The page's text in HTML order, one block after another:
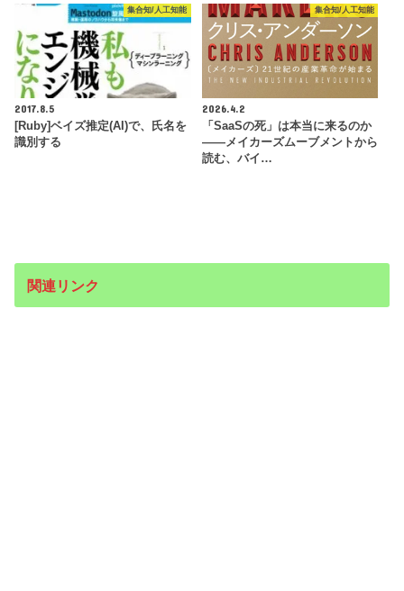
集合知/人工知能
2017.8.5
[Ruby]ベイズ推定(AI)で、氏名を
識別する
集合知/人工知能
2026.4.2
「SaaSの死」は本当に来るのか
――メイカーズムーブメントから
読む、バイ…
関連リンク